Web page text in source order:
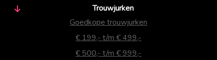
Trouwjurken
Goedkope trouwjurken
€ 199,- t/m € 499,-
€ 500,- t/m € 999,-